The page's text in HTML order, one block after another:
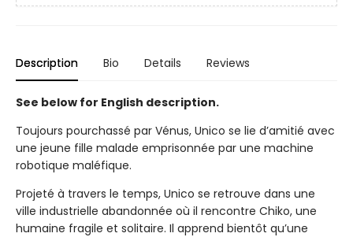
Description Bio Details Reviews
See below for English description.
Toujours pourchassé par Vénus, Unico se lie d’amitié avec
une jeune fille malade emprisonnée par une machine
robotique maléfique.
Projeté à travers le temps, Unico se retrouve dans une
ville industrielle abandonnée où il rencontre Chiko, une
humaine fragile et solitaire. Il apprend bientôt qu’une